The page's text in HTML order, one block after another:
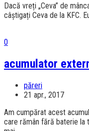
Dacă vreți „Ceva” de
câștigați Ceva de la KFC.
0
acumulator
păreri
21 apr., 2017
Am cumpărat acest
care rămân fără baterie la